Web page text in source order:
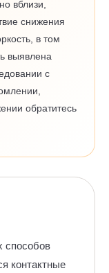
вблизи,
снижения
в том
выявлена
с
обратитесь
способов
контактные